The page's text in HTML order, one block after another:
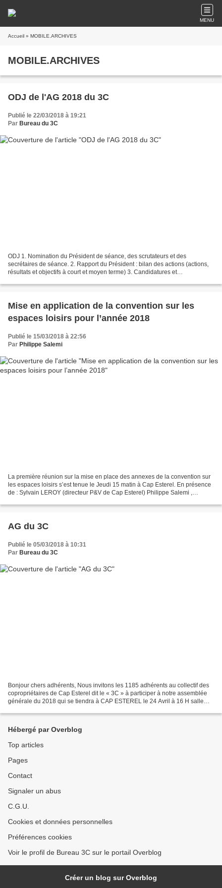
MENU
Accueil » MOBILE.ARCHIVES
MOBILE.ARCHIVES
ODJ de l'AG 2018 du 3C
Publié le 22/03/2018 à 19:21
Par Bureau du 3C
ODJ 1. Nomination du Président de séance, des scrutateurs et des
secrétaires de séance. 2. Rapport du Président : bilan des actions (actions,
résultats et objectifs à court et moyen terme) 3. Candidatures et
Mise en application de la convention sur les
espaces loisirs pour l’année 2018
Publié le 15/03/2018 à 22:56
Par Philippe Salemi
La première réunion sur la mise en place des annexes de la convention sur
les espaces loisirs s’est tenue le Jeudi 15 matin à Cap Esterel. En présence
de : Sylvain LEROY (directeur P&V de Cap Esterel) Philippe Salemi ,
AG du 3C
Publié le 05/03/2018 à 10:31
Par Bureau du 3C
Bonjour chers adhérents, Nous invitons les 1185 adhérents au collectif des
copropriétaires de Cap Esterel dit le « 3C » à participer à notre assemblée
générale du 2018 qui se tiendra à CAP ESTEREL le 24 Avril à 16 H salle
Hébergé par Overblog
Top articles
Pages
Contact
Signaler un abus
C.G.U.
Cookies et données personnelles
Préférences cookies
Voir le profil de Bureau 3C sur le portail Overblog
Créer un blog sur Overblog